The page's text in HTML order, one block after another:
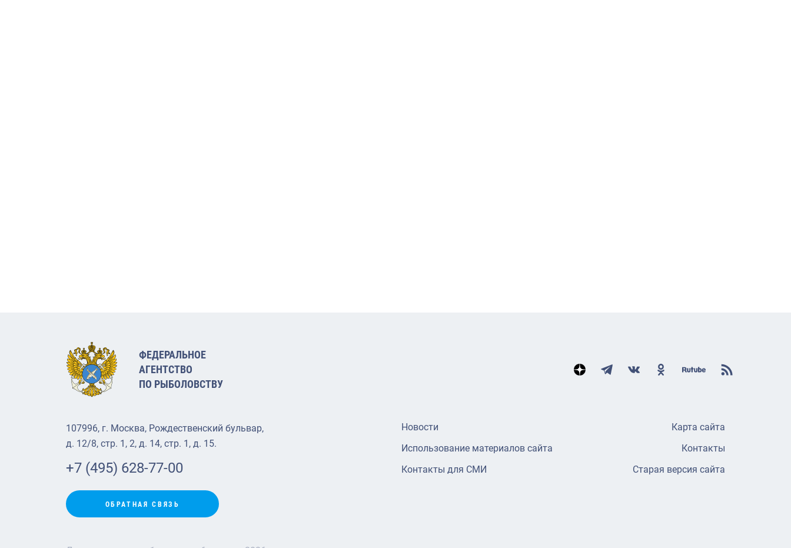
ФЕДЕРАЛЬНОЕ
АГЕНТСТВО
ПО РЫБОЛОВСТВУ
107996, г. Москва, Рождественский бульвар,
д. 12/8, стр. 1, 2, д. 14, стр. 1, д. 15.
+7 (495) 628-77-00
ОБРАТНАЯ СВЯЗЬ
Новости
Использование материалов сайта
Контакты для СМИ
Карта сайта
Контакты
Старая версия сайта